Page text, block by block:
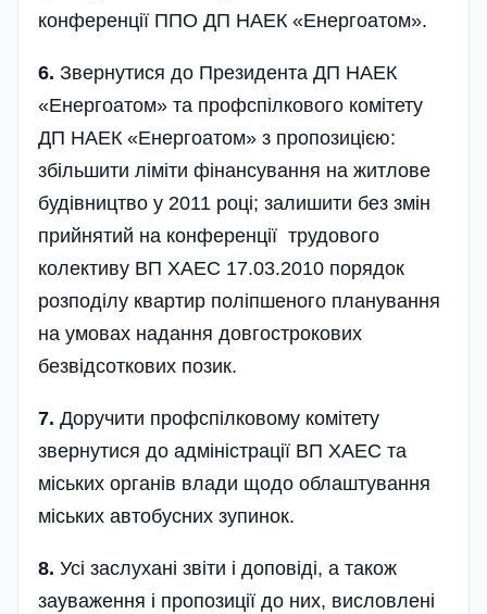
конфер­енції ППО ДП НАЕК «Енергоатом».
6. Звернутися до Президента ДП НАЕК
«Енергоатом» та профспілкового комітету
ДП НАЕК «Енергоатом» з пропозицією:
збільшити ліміти фінансування на житлове
будівництво у 2011 році; залишити без змін
прийнятий на конференції трудового
колективу ВП ХАЕС 17.03.2010 порядок
розподілу квартир поліпшеного планування
на умовах надання довгострокових
безвідсоткових позик.
7. Доручити профспілковому комітету
звернутися до адміністрації ВП ХАЕС та
міських органів влади щодо облаштування
міських автобусних зупинок.
8. Усі заслухані звіти і доповіді, а також
зауваження і пропозиції до них, висловлені